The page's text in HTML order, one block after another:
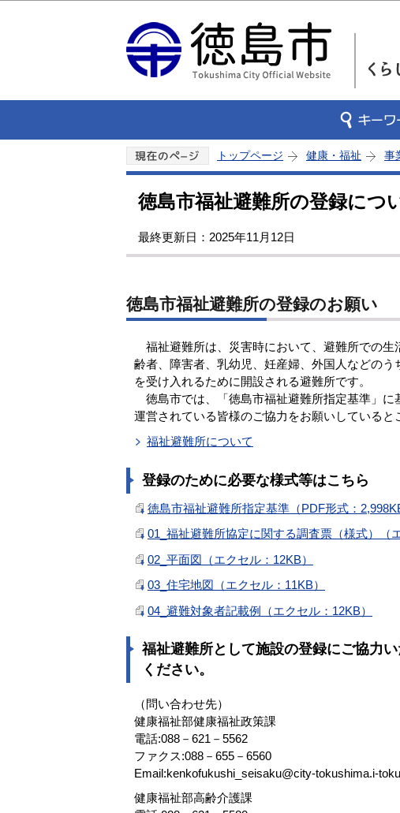
トップページ 健康・福祉 事
徳島市福祉避難所の登録につ
最終更新日：2025年11月12日
徳島市福祉避難所の登録のお願い
福祉避難所は、災害時において、避難所での生
齢者、障害者、乳幼児、妊産婦、外国人などの
を受け入れるために開設される避難所です。
徳島市では、「徳島市福祉避難所指定基準」に
運営されている皆様のご協力をお願いしていると
福祉避難所について
登録のために必要な様式等はこちら
徳島市福祉避難所指定基準（PDF形式：
01_福祉避難所協定に関する調査票（様式）（
02_平面図（エクセル：12KB）
03_住宅地図（エクセル：11KB）
04_避難対象者記載例（エクセル：12KB）
福祉避難所として施設の登録にご協力
ください。
（問い合わせ先）
健康福祉部健康福祉政策課
電話:088－621－5562
ファクス:088－655－6560
Email:kenkofukushi_seisaku@city-tokushima.i-
健康福祉部高齢介護課